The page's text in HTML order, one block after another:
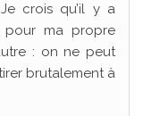
crois qu’il y a
ma propre
: on ne peut
brutalement à